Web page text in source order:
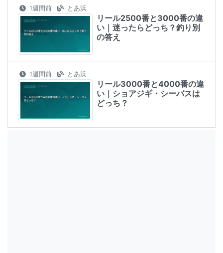
1週間前 とあ浜
リール2500番と3000番の違
い｜迷ったらどっち？釣り別
の答え
1週間前 とあ浜
リール3000番と4000番の違
い｜ショアジギ・シーバスは
どっち？